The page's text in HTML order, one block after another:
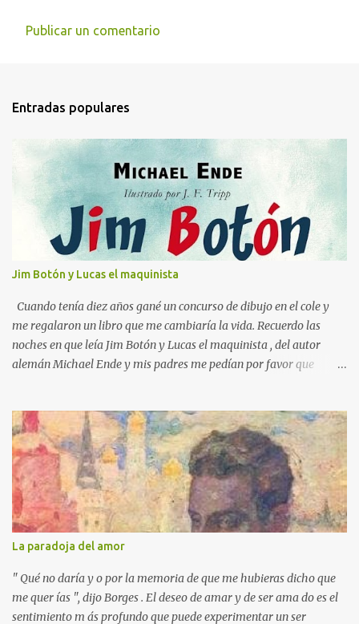
e
s
Publicar un comentario
Entradas populares
Jim Botón y Lucas el maquinista
Cuando tenía diez años gané un concurso de dibujo en el cole y
me regalaron un libro que me cambiaría la vida. Recuerdo las
noches en que leía Jim Botón y Lucas el maquinista , del autor
alemán Michael Ende y mis padres me pedían por favor que
Y no podía dejar a Jim Botón y su amigo Lucas a las puertas de la
Ciudad de los Dragones para rescatar a la Princesa china Li Si.
Ende es un maestro capaz de crear un universo de fantasía,
poblado por seres sorprendentes y lugares extraordinarios. Desde
el "gigante-aparente" Tur Tur hasta la extraña isla flotante, cada
página de esta gran novela está impregnada de una imaginación
desbordante. Además, la obra aborda temas universales como la
amistad, la justicia y la libertad. Por ejemplo, hay un momento en
que los bonzos chinos condenan a Jim y a Lucas por no tener
documentos (en una crítica social al p...
La paradoja del amor
" Qué no daría y o por la memoria de que me hubieras dicho que
me quer ías ", dijo Borges . El deseo de amar y de ser ama do es el
sentimiento m ás profundo que puede experimentar un ser